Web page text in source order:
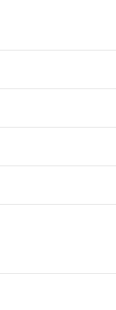
るもので、過去に
物質の対応では